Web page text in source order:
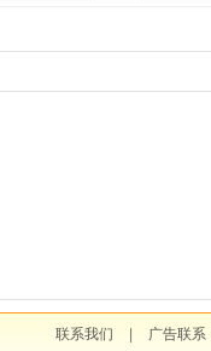
联系我们 广告联系